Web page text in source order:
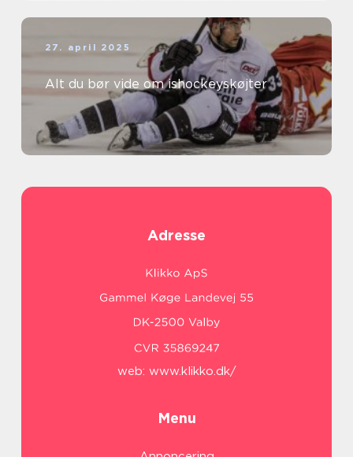
27. april 2025
Alt du bør vide om ishockeyskøjter
Adresse
web: www.klikko.dk/
Menu